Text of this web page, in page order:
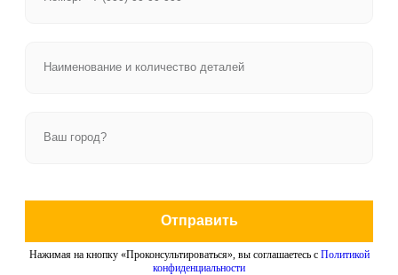
Отправить
Нажимая на кнопку «Проконсультироваться», вы соглашаетесь с Политикой
конфиденциальности